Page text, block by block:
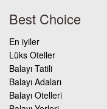
Best Choice
En iyiler
Lüks Oteller
Balayı Tatili
Balayı Adaları
Balayı Otelleri